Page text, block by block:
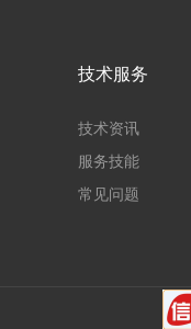
技术服务
技术资讯
服务技能
常见问题